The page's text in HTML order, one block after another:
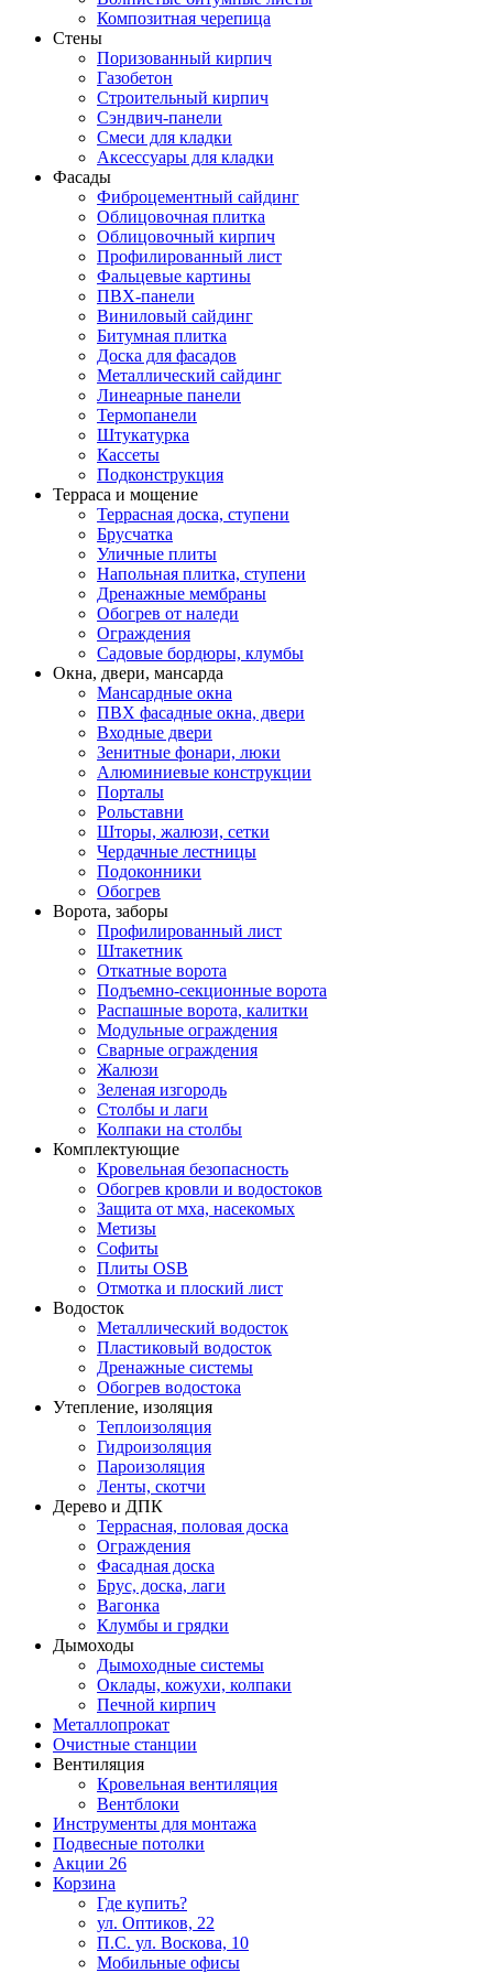
Композитная черепица
Стены
Поризованный кирпич
Газобетон
Строительный кирпич
Сэндвич-панели
Смеси для кладки
Аксессуары для кладки
Фасады
Фиброцементный сайдинг
Облицовочная плитка
Облицовочный кирпич
Профилированный лист
Фальцевые картины
ПВХ-панели
Виниловый сайдинг
Битумная плитка
Доска для фасадов
Металлический сайдинг
Линеарные панели
Термопанели
Штукатурка
Кассеты
Подконструкция
Терраса и мощение
Террасная доска, ступени
Брусчатка
Уличные плиты
Напольная плитка, ступени
Дренажные мембраны
Обогрев от наледи
Ограждения
Садовые бордюры, клумбы
Окна, двери, мансарда
Мансардные окна
ПВХ фасадные окна, двери
Входные двери
Зенитные фонари, люки
Алюминиевые конструкции
Порталы
Рольставни
Шторы, жалюзи, сетки
Чердачные лестницы
Подоконники
Обогрев
Ворота, заборы
Профилированный лист
Штакетник
Откатные ворота
Подъемно-секционные ворота
Распашные ворота, калитки
Модульные ограждения
Сварные ограждения
Жалюзи
Зеленая изгородь
Столбы и лаги
Колпаки на столбы
Комплектующие
Кровельная безопасность
Обогрев кровли и водостоков
Защита от мха, насекомых
Метизы
Софиты
Плиты OSB
Отмотка и плоский лист
Водосток
Металлический водосток
Пластиковый водосток
Дренажные системы
Обогрев водостока
Утепление, изоляция
Теплоизоляция
Гидроизоляция
Пароизоляция
Ленты, скотчи
Дерево и ДПК
Террасная, половая доска
Ограждения
Фасадная доска
Брус, доска, лаги
Вагонка
Клумбы и грядки
Дымоходы
Дымоходные системы
Оклады, кожухи, колпаки
Печной кирпич
Металлопрокат
Очистные станции
Вентиляция
Кровельная вентиляция
Вентблоки
Инструменты для монтажа
Подвесные потолки
Акции 26
Корзина
Где купить?
ул. Оптиков, 22
П.С. ул. Воскова, 10
Мобильные офисы